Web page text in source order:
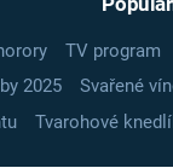
TV program
2025 Svařené
Tvarohové